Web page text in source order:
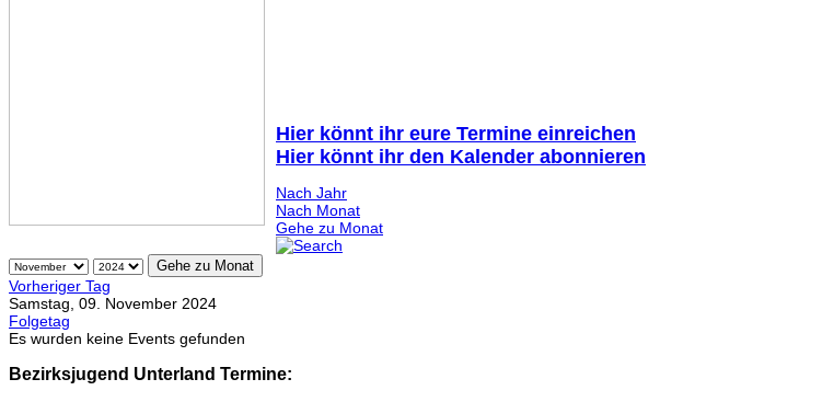
Hier könnt ihr eure Termine einreichen
Hier könnt ihr den Kalender abonnieren
Nach Jahr
Nach Monat
Gehe zu Monat
Gehe zu Monat
Vorheriger Tag
Samstag, 09. November 2024
Folgetag
Es wurden keine Events gefunden
Bezirksjugend Unterland Termine: